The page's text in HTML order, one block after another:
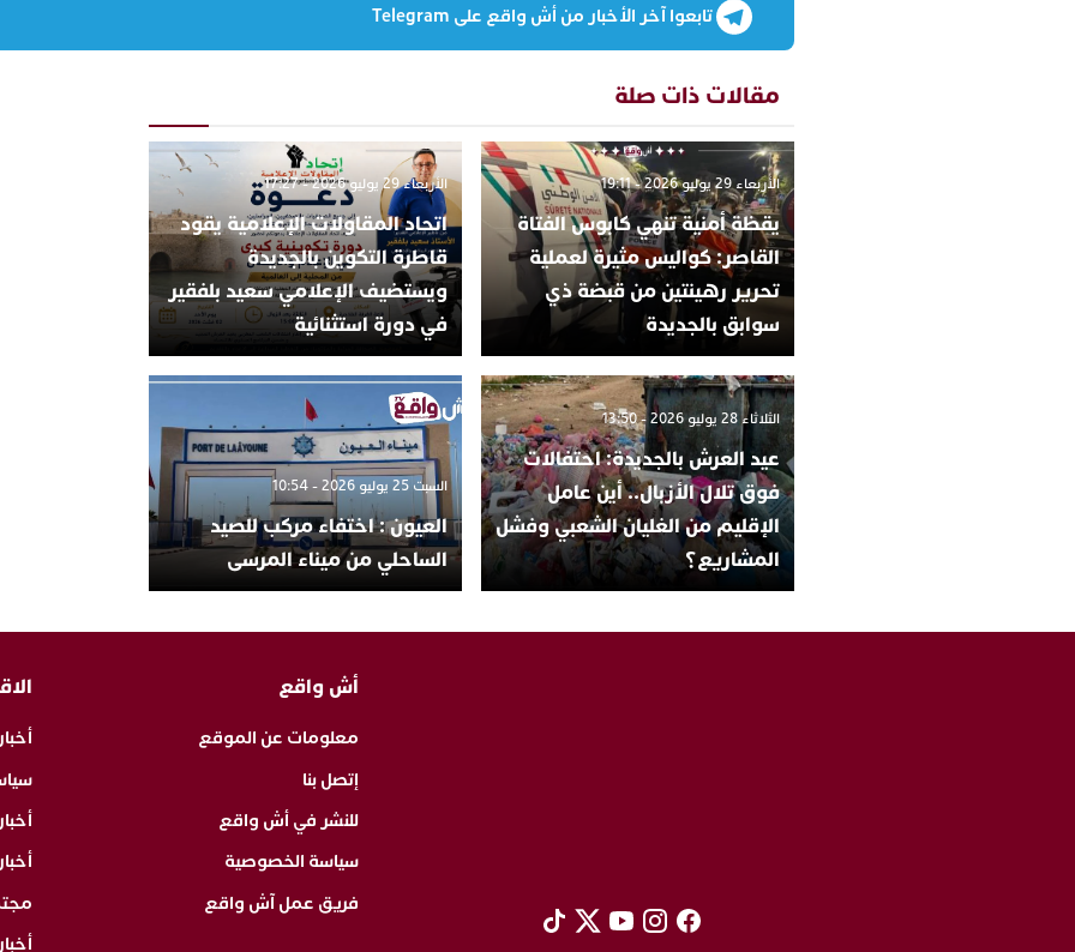
تابعوا آخر الأخبار من أش واقع على Telegram
مقالات ذات صلة
الأربعاء 29 يوليو 2026 - 19:11
يقظة أمنية تنهي كابوس الفتاة
القاصر: كواليس مثيرة لعملية
تحرير رهينتين من قبضة ذي
سوابق بالجديدة
الأربعاء 29 يوليو 2026 - 17:27
اتحاد المقاولات الإعلامية يقود
قاطرة التكوين بالجديدة
ويستضيف الإعلامي سعيد بلفقير
في دورة استثنائية
الثلاثاء 28 يوليو 2026 - 13:50
عيد العرش بالجديدة: احتفالات
فوق تلال الأزبال.. أين عامل
الإقليم من الغليان الشعبي وفشل
المشاريع؟
السبت 25 يوليو 2026 - 10:54
العيون : اختفاء مركب للصيد
الساحلي من ميناء المرسى
أش واقع
معلومات عن الموقع
إتصل بنا
للنشر في أش واقع
سياسة الخصوصية
فريق عمل آش واقع